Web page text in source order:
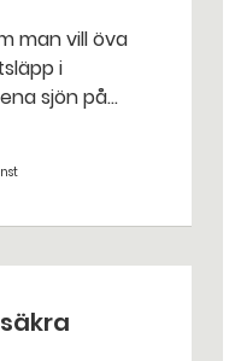
i
sjön på
närmare